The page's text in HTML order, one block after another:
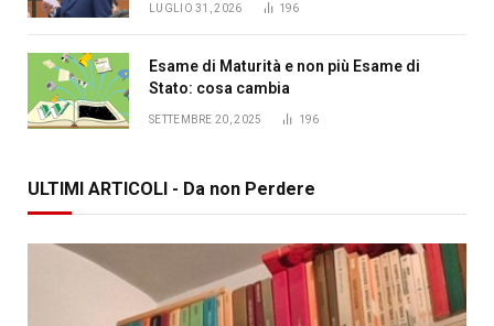
LUGLIO 31, 2026 196
Esame di Maturità e non più Esame di
Stato: cosa cambia
SETTEMBRE 20, 2025 196
ULTIMI ARTICOLI - Da non Perdere